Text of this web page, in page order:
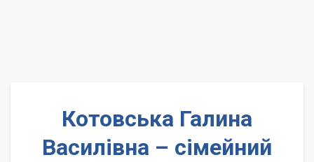
Котовська Галина
Василівна – сімейний